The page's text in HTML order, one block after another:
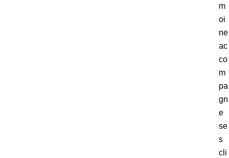
m
oi
ne
ac
co
m
pa
gn
e
se
s
cli